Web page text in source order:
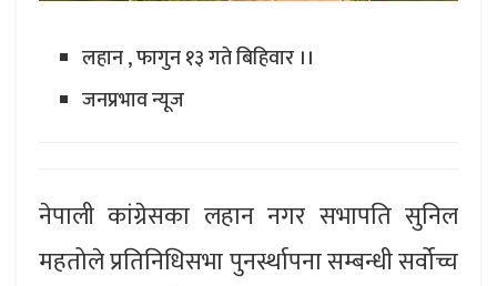
लहान , फागुन १३ गते बिहिवार ।।
जनप्रभाव न्यूज
नेपाली कांग्रेसका लहान नगर सभापति सुनिल
महतोले प्रतिनिधिसभा पुनर्स्थापना सम्बन्धी सर्वोच्च